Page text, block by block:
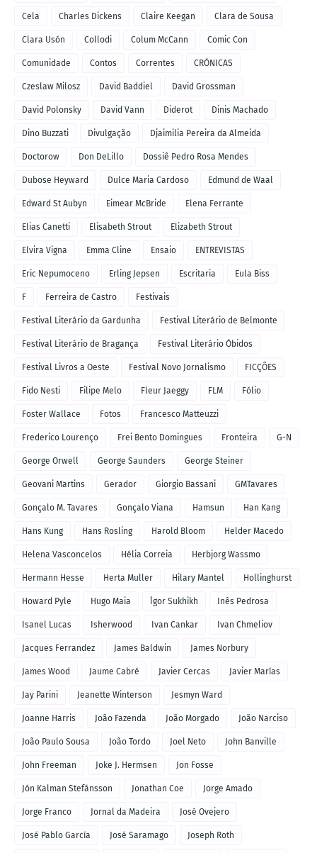
Cela Charles Dickens Claire Keegan Clara de Sousa
Clara Usón Collodi Colum McCann Comic Con
Comunidade Contos Correntes CRÓNICAS
Czeslaw Milosz David Baddiel David Grossman
David Polonsky David Vann Diderot Dinis Machado
Dino Buzzati Divulgação Djaimilia Pereira da Almeida
Doctorow Don DeLillo Dossiê Pedro Rosa Mendes
Dubose Heyward Dulce Maria Cardoso Edmund de Waal
Edward St Aubyn Eimear McBride Elena Ferrante
Elias Canetti Elisabeth Strout Elizabeth Strout
Elvira Vigna Emma Cline Ensaio ENTREVISTAS
Eric Nepumoceno Erling Jepsen Escritaria Eula Biss
F Ferreira de Castro Festivais
Festival Literário da Gardunha Festival Literário de Belmonte
Festival Literário de Bragança Festival Literário Óbidos
Festival Livros a Oeste Festival Novo Jornalismo FICÇÕES
Fido Nesti Filipe Melo Fleur Jaeggy FLM Fólio
Foster Wallace Fotos Francesco Matteuzzi
Frederico Lourenço Frei Bento Domingues Fronteira G-N
George Orwell George Saunders George Steiner
Geovani Martins Gerador Giorgio Bassani GMTavares
Gonçalo M. Tavares Gonçalo Viana Hamsun Han Kang
Hans Kung Hans Rosling Harold Bloom Helder Macedo
Helena Vasconcelos Hélia Correia Herbjorg Wassmo
Hermann Hesse Herta Muller Hilary Mantel Hollinghurst
Howard Pyle Hugo Maia Ígor Sukhikh Inês Pedrosa
Isanel Lucas Isherwood Ivan Cankar Ivan Chmeliov
Jacques Ferrandez James Baldwin James Norbury
James Wood Jaume Cabré Javier Cercas Javier Marías
Jay Parini Jeanette Winterson Jesmyn Ward
Joanne Harris João Fazenda João Morgado João Narciso
João Paulo Sousa João Tordo Joel Neto John Banville
John Freeman Joke J. Hermsen Jon Fosse
Jón Kalman Stefánsson Jonathan Coe Jorge Amado
Jorge Franco Jornal da Madeira José Ovejero
José Pablo García José Saramago Joseph Roth